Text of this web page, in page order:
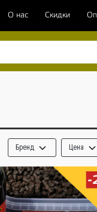
О нас Скидки
Бренд Цена